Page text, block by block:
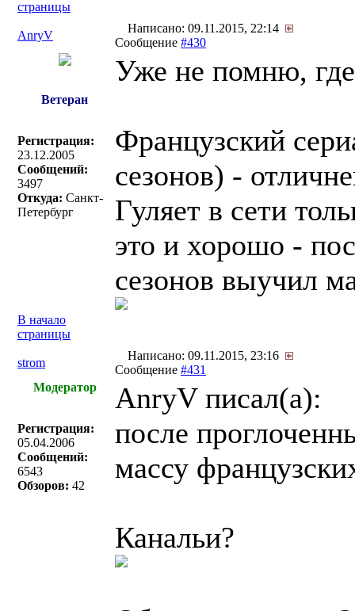
страницы
AnryV
Написано: 09.11.2015, 22:14
Сообщение #430
Ветеран
Регистрация:
23.12.2005
Сообщений:
3497
Откуда: Санкт-
Петербург
Уже не помню, где
Французский
сезонов) -
Гуляет в сети
это и хорошо -
сезонов выучил
В начало
страницы
strom
Написано: 09.11.2015, 23:16
Сообщение #431
Модератор
Регистрация:
05.04.2006
Сообщений:
6543
Обзоров: 42
AnryV писал(a):
после
массу
Канальи?